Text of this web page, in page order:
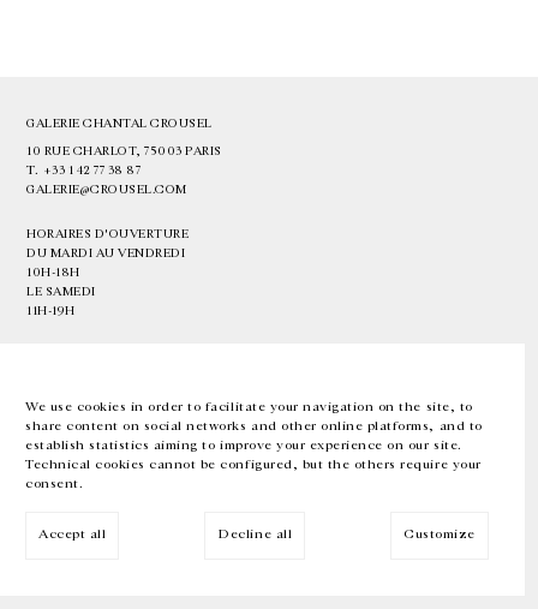
We use cookies in order to facilitate your navigation on the site, to
share content on social networks and other online platforms, and to
establish statistics aiming to improve your experience on our site.
Technical cookies cannot be configured, but the others require your
consent.
Accept all Decline all Customize
GALERIE CHANTAL CROUSEL
10 RUE CHARLOT, 75003 PARIS
T. +33 1 42 77 38 87
GALERIE@CROUSEL.COM
HORAIRES D'OUVERTURE
DU MARDI AU VENDREDI
10H-18H
LE SAMEDI
11H-19H
EN FR 中文 Facebook Instagram
Inscrivez-vous à notre newsletter